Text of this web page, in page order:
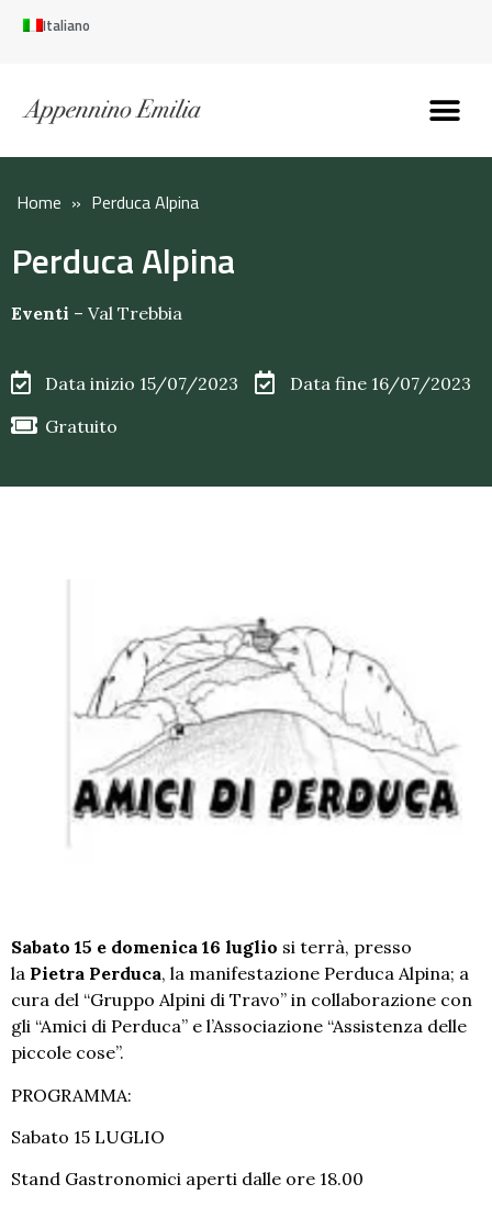
Italiano
Home » Perduca Alpina
Perduca Alpina
Eventi – Val Trebbia
Data inizio 15/07/2023
Data fine 16/07/2023
Gratuito
Sabato 15 e domenica 16 luglio si terrà, presso
la Pietra Perduca, la manifestazione Perduca Alpina; a
cura del “Gruppo Alpini di Travo” in collaborazione con
gli “Amici di Perduca” e l’Associazione “Assistenza delle
piccole cose”.
PROGRAMMA:
Sabato 15 LUGLIO
Stand Gastronomici aperti dalle ore 18.00